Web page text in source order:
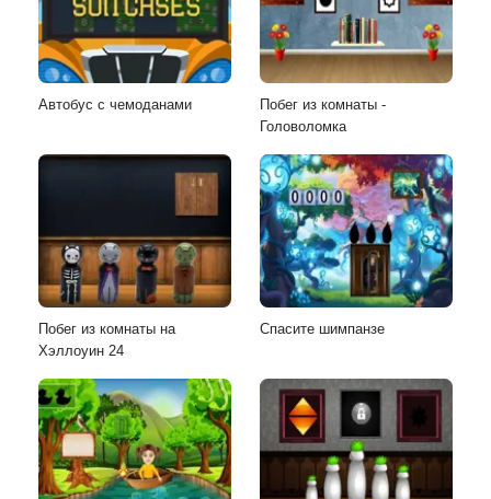
Автобус с чемоданами
Побег из комнаты -
Головоломка
Побег из комнаты на
Хэллоуин 24
Спасите шимпанзе